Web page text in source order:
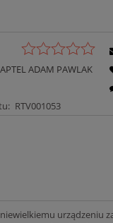
APTEL ADAM PAWLAK
RTV001053
urządzeniu